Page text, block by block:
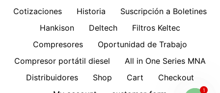
Cotizaciones
Historia
Suscripción a Boletines
Hankison
Deltech
Filtros Keltec
Compresores
Oportunidad de Trabajo
Compresor portátil diesel
All in One Series MNA
Distribuidores
Shop Cart
Checkout
1